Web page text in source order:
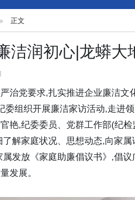
正文
洁润初心|龙蟒
治党要求,扎实推进企业廉洁
委组织开展廉洁家访活动,走进
艳,纪委委员、党群工作部(纪
解家庭状况、思想动态,向家
发放《家庭助廉倡议书》,倡
发展。